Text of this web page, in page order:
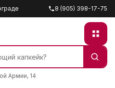
8 (905) 398-17-75
Армии, 14